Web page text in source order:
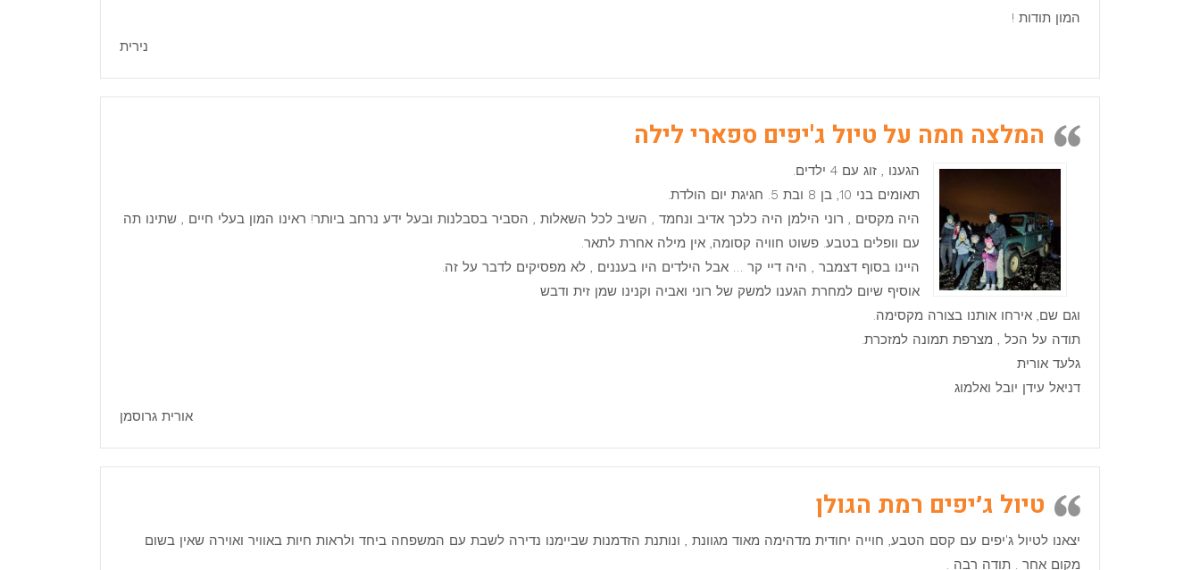
המון תודות !
נירית
המלצה חמה על טיול ג'יפים ספארי לילה
הגענו , זוג עם 4 ילדים.
תאומים בני 10, בן 8 ובת 5. חגיגת יום הולדת.
היה מקסים , רוני הילמן היה כלכך אדיב ונחמד , השיב לכל השאלות , הסביר בסבלנות ובעל ידע נרחב ביותר! ראינו המון בעלי חיים , שתינו תה
עם וופלים בטבע. פשוט חוויה קסומה, אין מילה אחרת לתאר.
היינו בסוף דצמבר , היה דיי קר … אבל הילדים היו בעננים , לא מפסיקים לדבר על זה.
אוסיף שיום למחרת הגענו למשק של רוני ואביה וקנינו שמן זית ודבש
וגם שם, אירחו אותנו בצורה מקסימה.
תודה על הכל , מצרפת תמונה למזכרת.
גלעד אורית
דניאל עידן יובל ואלמוג
אורית גרוסמן
טיול ג׳יפים רמת הגולן
יצאנו לטיול ג'יפים עם קסם הטבע, חוייה יחודית מדהימה מאוד מגוונת , ונותנת הזדמנות שביימנו נדירה לשבת עם המשפחה ביחד ולראות חיות באוויר ואוירה שאין בשום
מקום אחר . תודה רבה .